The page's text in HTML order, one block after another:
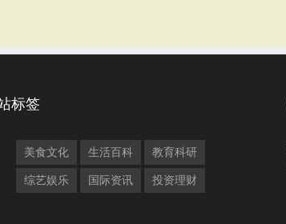
标签
美食文化 生活百科 教育科研
综艺娱乐 国际资讯 投资理财